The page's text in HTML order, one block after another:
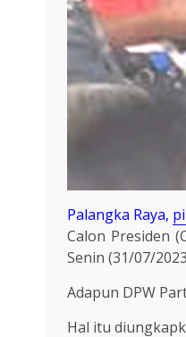
Palangka Raya,
Calon Presiden
Senin (31/07/
Adapun DPW
Hal itu